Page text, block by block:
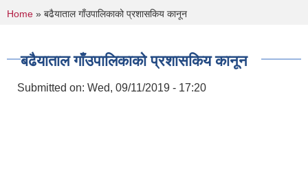
You are here
Home » बढैयाताल गाँउपालिकाको प्रशासकिय कानून
बढैयाताल गाँउपालिकाको प्रशासकिय कानून
Submitted on: Wed, 09/11/2019 - 17:20